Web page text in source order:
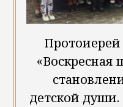
детской